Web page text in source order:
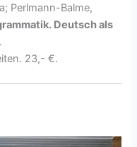
Perlmann-Balme,
Deutsch als
23,- €.